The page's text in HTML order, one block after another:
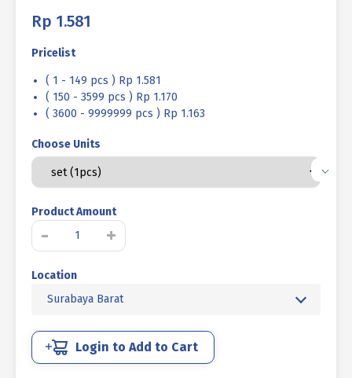
Rp 1.581
Pricelist
( 1 - 149 pcs ) Rp 1.581
( 150 - 3599 pcs ) Rp 1.170
( 3600 - 9999999 pcs ) Rp 1.163
Choose Units
Product Amount
-
Kuantitas
BAJA
MM
DRAT
DIN
+
Location
Surabaya Barat
Login to Add to Cart